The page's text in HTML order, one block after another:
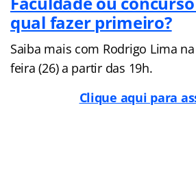
qual fazer primeiro?
Saiba mais com Rodrigo Lima
feira (26) a partir das 19h.
Clique aqui para